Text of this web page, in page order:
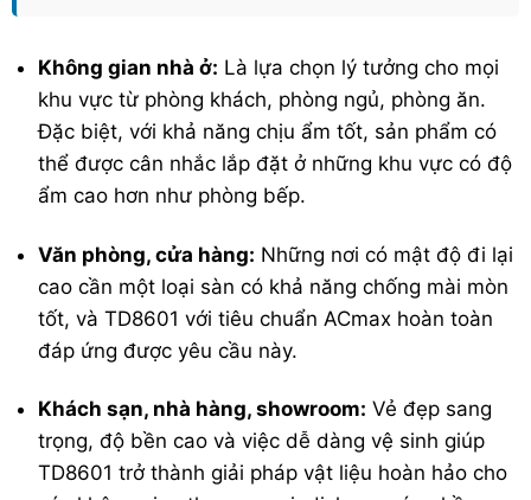
Không gian nhà ở: Là lựa chọn lý tưởng cho mọi
khu vực từ phòng khách, phòng ngủ, phòng ăn.
Đặc biệt, với khả năng chịu ẩm tốt, sản phẩm có
thể được cân nhắc lắp đặt ở những khu vực có độ
ẩm cao hơn như phòng bếp.
Văn phòng, cửa hàng: Những nơi có mật độ đi lại
cao cần một loại sàn có khả năng chống mài mòn
tốt, và TD8601 với tiêu chuẩn ACmax hoàn toàn
đáp ứng được yêu cầu này.
Khách sạn, nhà hàng, showroom: Vẻ đẹp sang
trọng, độ bền cao và việc dễ dàng vệ sinh giúp
TD8601 trở thành giải pháp vật liệu hoàn hảo cho